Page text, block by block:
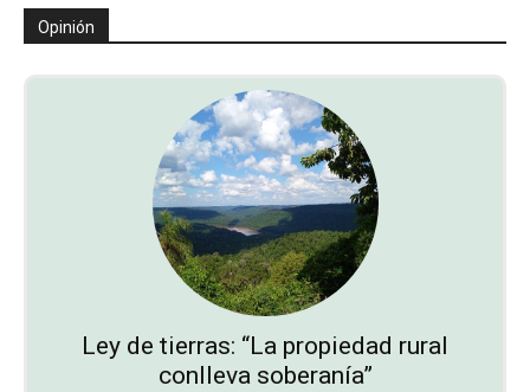
Opinión
Ley de tierras: “La propiedad rural
conlleva soberanía”